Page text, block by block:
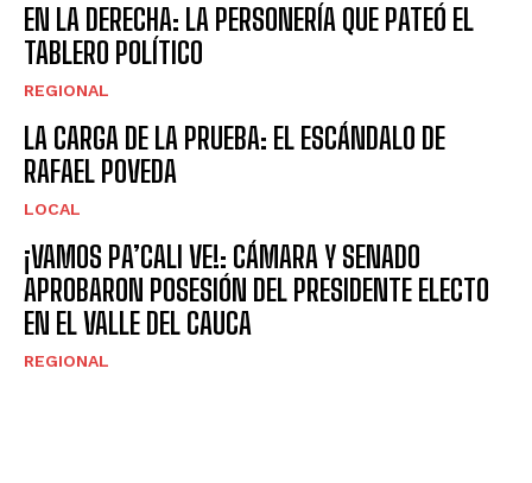
EN LA DERECHA: LA PERSONERÍA QUE PATEÓ EL
TABLERO POLÍTICO
REGIONAL
LA CARGA DE LA PRUEBA: EL ESCÁNDALO DE
RAFAEL POVEDA
LOCAL
¡VAMOS PA’CALI VE!: CÁMARA Y SENADO
APROBARON POSESIÓN DEL PRESIDENTE ELECTO
EN EL VALLE DEL CAUCA
REGIONAL